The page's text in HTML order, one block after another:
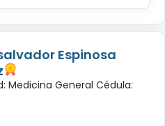
Espinosa
Medicina General Cédula: